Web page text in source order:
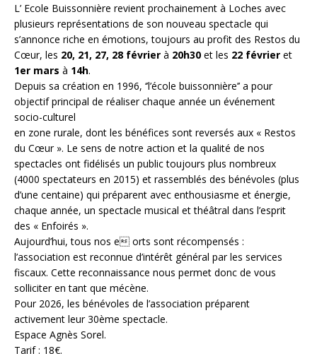
L’ Ecole Buissonnière revient prochainement à Loches avec
plusieurs représentations de son nouveau spectacle qui
s’annonce riche en émotions, toujours au profit des Restos du
Cœur, les 20, 21, 27, 28 février à 20h30 et les 22 février et
1er mars à 14h.
Depuis sa création en 1996, ‘’l’école buissonnière’’ a pour
objectif principal de réaliser chaque année un événement
socio-culturel
en zone rurale, dont les bénéfices sont reversés aux « Restos
du Cœur ». Le sens de notre action et la qualité de nos
spectacles ont fidélisés un public toujours plus nombreux
(4000 spectateurs en 2015) et rassemblés des bénévoles (plus
d’une centaine) qui préparent avec enthousiasme et énergie,
chaque année, un spectacle musical et théâtral dans l’esprit
des « Enfoirés ».
Aujourd’hui, tous nos e orts sont récompensés :
l’association est reconnue d’intérêt général par les services
fiscaux. Cette reconnaissance nous permet donc de vous
solliciter en tant que mécène.
Pour 2026, les bénévoles de l’association préparent
activement leur 30ème spectacle.
Espace Agnès Sorel.
Tarif : 18€.